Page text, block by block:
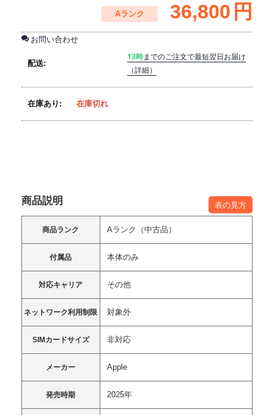
Aランク 36,800 円
お問い合わせ
配送:
13時までのご注文で最短翌日お届け
（詳細）
在庫あり: 在庫切れ
商品説明 表の見方
商品ランク Aランク（中古品）
付属品 本体のみ
対応キャリア その他
ネットワーク利用制限 対象外
SIMカードサイズ 非対応
メーカー Apple
発売時期 2025年